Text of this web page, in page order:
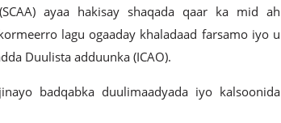
ayaa hakisay shaqada qaar ka mid ah
lagu ogaaday khaladaad farsamo iyo u
Duulista adduunka (ICAO).
badqabka duulimaadyada iyo kalsoonida